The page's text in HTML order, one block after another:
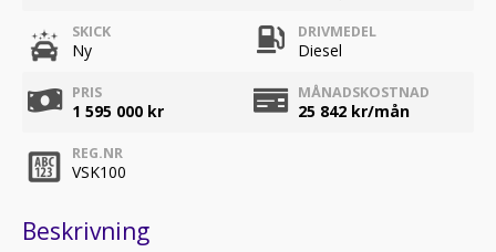
SKICK
Ny
DRIVMEDEL
Diesel
PRIS
1 595 000 kr
MÅNADSKOSTNAD
25 842 kr/mån
REG.NR
VSK100
Beskrivning